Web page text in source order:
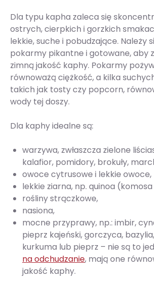
Dla typu kapha zaleca się
ostrych, cierpkich i gorzkich
lekkie, suche i pobudzające. Należy
pokarmy pikantne i goto­wane, aby
zimną jakość kaphy. Pokarmy
równoważą ciężkość, a kilka
takich jak tosty czy popcorn,
wody tej doszy.
Dla kaphy idealne są:
warzywa, zwłaszcza zielone
kalafior, pomidory, brokuły,
owoce cytrusowe i lekkie owoce,
lekkie ziarna, np. quinoa
rośli­ny strączkowe,
nasiona,
mocne przyprawy, np.: imbir,
pieprz kajeński, gorczyca,
kurkuma lub pieprz – nie są to
na odchudzanie, mają one
jakość kaphy.